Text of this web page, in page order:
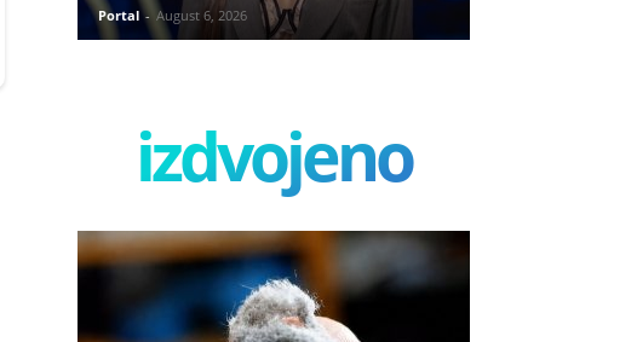
Portal - August 6, 2026
izdvojeno